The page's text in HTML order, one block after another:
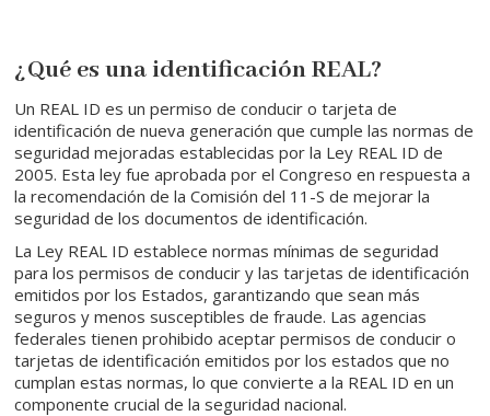
¿Qué es una identificación REAL?
Un REAL ID es un permiso de conducir o tarjeta de
identificación de nueva generación que cumple las normas de
seguridad mejoradas establecidas por la Ley REAL ID de
2005. Esta ley fue aprobada por el Congreso en respuesta a
la recomendación de la Comisión del 11-S de mejorar la
seguridad de los documentos de identificación.
La Ley REAL ID establece normas mínimas de seguridad
para los permisos de conducir y las tarjetas de identificación
emitidos por los Estados, garantizando que sean más
seguros y menos susceptibles de fraude. Las agencias
federales tienen prohibido aceptar permisos de conducir o
tarjetas de identificación emitidos por los estados que no
cumplan estas normas, lo que convierte a la REAL ID en un
componente crucial de la seguridad nacional.